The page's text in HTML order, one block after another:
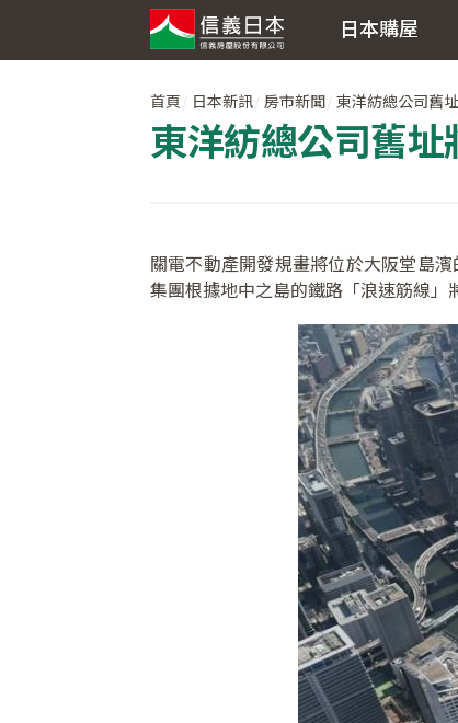
日本購屋
首頁 日本新訊 房市新聞 東洋紡總公司舊
東洋紡總公司舊
關電不動產開發規畫將位於大阪堂島
集團根據地中之島的鐵路「浪速筋線」